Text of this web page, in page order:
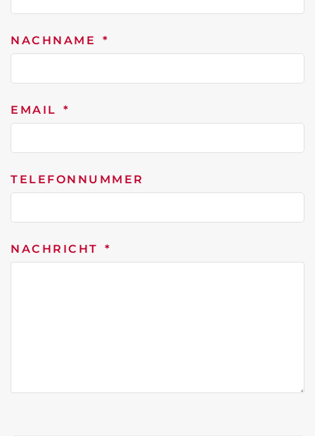
NACHNAME
EMAIL
TELEFONNUMMER
NACHRICHT